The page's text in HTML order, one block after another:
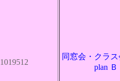
1019512
同窓会・クラ
plan Ｂ